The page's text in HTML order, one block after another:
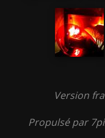
Version
Propulsé par